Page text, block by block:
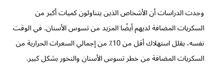
وجدت الدراسات أن الأشخاص الذين يتناولون كميات أكبر من
السكريات المضافة لديهم أيضًا المزيد من تسوس الأسنان. في الوقت
نفسه، يقلل استهلاك أقل من 10٪ من إجمالي السعرات الحرارية من
السكريات المضافة من خطر تسوس الأسنان والنخور بشكل كبير.